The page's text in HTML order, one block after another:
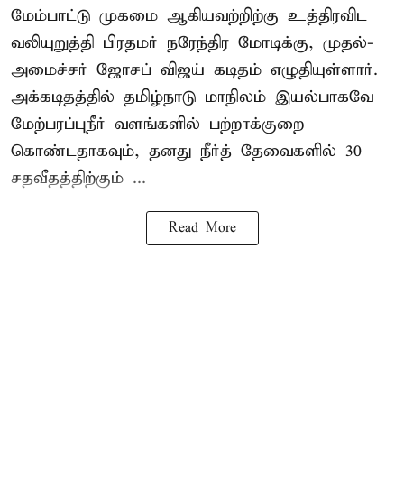
மேம்பாட்டு முகமை ஆகியவற்றிற்கு உத்திரவிட
வலியுறுத்தி பிரதமர் நரேந்திர மோடிக்கு, முதல்-
அமைச்சர் ஜோசப் விஜய் கடிதம் எழுதியுள்ளார்.
அக்கடிதத்தில் தமிழ்நாடு மாநிலம் இயல்பாகவே
மேற்பரப்புநீர் வளங்களில் பற்றாக்குறை
கொண்டதாகவும், தனது நீர்த் தேவைகளில் 30
சதவீதத்திற்கும் ...
Read More